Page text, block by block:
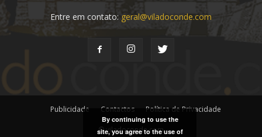
Entre em contato: geral@viladoconde.com
Publicidade Contactos Política de Privacidade
© viladoconde.com
By continuing to use the
site, you agree to the use of